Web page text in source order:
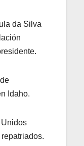
da Silva
Idaho.